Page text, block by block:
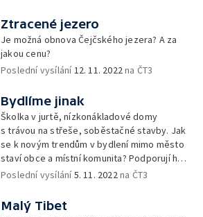
Ztracené jezero
Je možná obnova Čejčského jezera? A za
jakou cenu?
Poslední vysílání12. 11. 2022na ČT3
Bydlíme jinak
Školka v jurtě, nízkonákladové domy
s trávou na střeše, soběstačné stavby. Jak
se k novým trendům v bydlení mimo město
staví obce a místní komunita? Podporují ho
nebo jsou nedůvěřiví?
Poslední vysílání5. 11. 2022na ČT3
Malý Tibet